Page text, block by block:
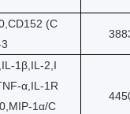
(C
1β,IL-2,I
α,IL-1R
1α/C